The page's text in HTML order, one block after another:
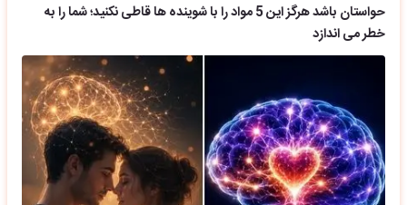
حواستان باشد هرگز این 5 مواد را با شوینده ها قاطی نکنید؛ شما را به
خطر می اندازد